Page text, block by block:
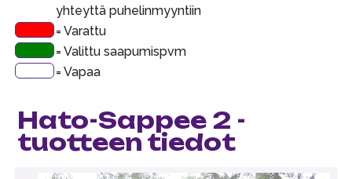
yhteyttä puhelinmyyntiin
= Varattu
= Valittu saapumispvm
= Vapaa
Hato-Sappee 2 -
tuotteen tiedot